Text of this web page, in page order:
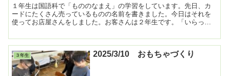
１年生は国語科で「もののなまえ」の学習をしています。先日、カ
ードにたくさん売っているものの名前を書きました。今日はそれを
使ってお店屋さんをしました。お客さんは２年生です。「いらっし
３年生 2025/3/10 おもちゃづくり